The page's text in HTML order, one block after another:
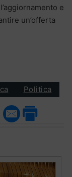
e
un’offerta
Politica